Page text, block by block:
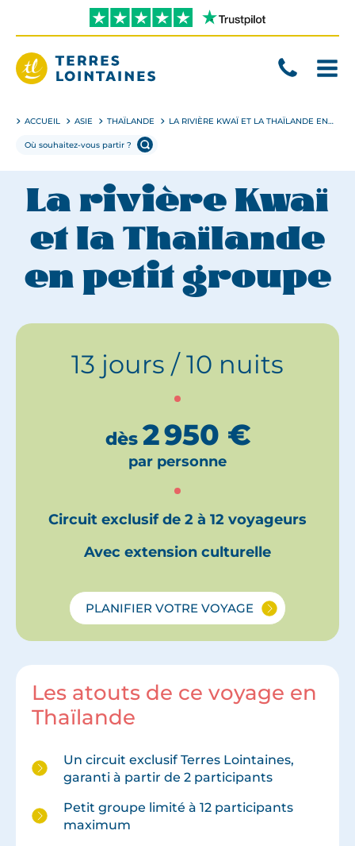
directement
contenu
ACCUEIL ASIE THAÏLANDE LA RIVIÈRE KWAÏ ET LA THAÏLANDE EN PETIT GROUPE
La rivière Kwaï
et la Thaïlande
en petit groupe
13 jours / 10 nuits
dès 2 950 €
par personne
Circuit exclusif de 2 à 12 voyageurs
Avec extension culturelle
PLANIFIER VOTRE VOYAGE
Les atouts de ce voyage en
Thaïlande
Un circuit exclusif Terres Lointaines,
garanti à partir de 2 participants
Petit groupe limité à 12 participants
maximum